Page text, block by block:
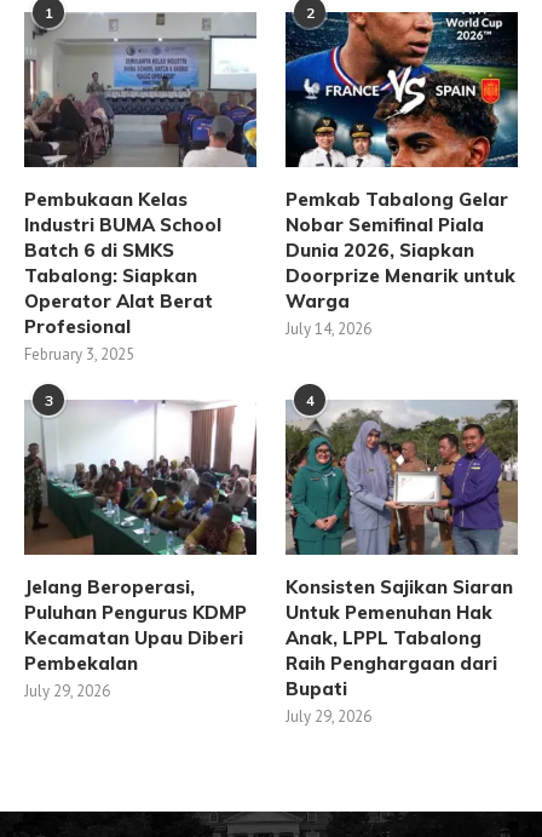
1
Pembukaan Kelas
Industri BUMA School
Batch 6 di SMKS
Tabalong: Siapkan
Operator Alat Berat
Profesional
February 3, 2025
2
Pemkab Tabalong Gelar
Nobar Semifinal Piala
Dunia 2026, Siapkan
Doorprize Menarik untuk
Warga
July 14, 2026
3
Jelang Beroperasi,
Puluhan Pengurus KDMP
Kecamatan Upau Diberi
Pembekalan
July 29, 2026
4
Konsisten Sajikan Siaran
Untuk Pemenuhan Hak
Anak, LPPL Tabalong
Raih Penghargaan dari
Bupati
July 29, 2026